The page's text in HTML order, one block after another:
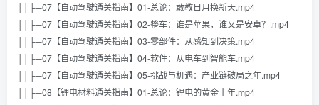
││├─07【自动驾驶通关指南】01-总论：敢教日月换新天.mp4
││├─07【自动驾驶通关指南】02-整车：谁是苹果，谁又是安卓？.mp4
││├─07【自动驾驶通关指南】03-零部件：从感知到决策.mp4
││├─07【自动驾驶通关指南】04-软件：从电车到智能车.mp4
││├─07【自动驾驶通关指南】05-挑战与机遇：产业链破局之年.mp4
││├─08【锂电材料通关指南】01-总论：锂电的黄金十年.mp4